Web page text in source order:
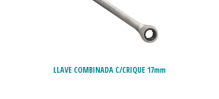
LLAVE COMBINADA C/CRIQUE 17mm